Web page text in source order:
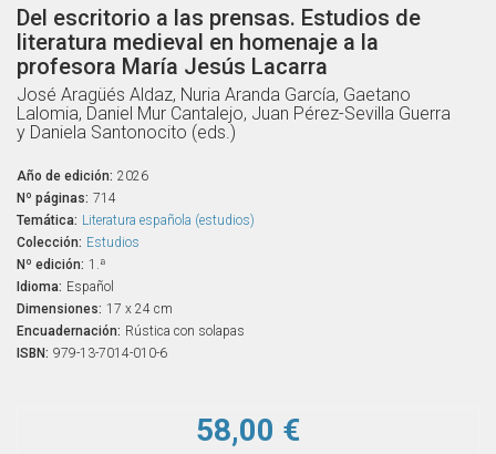
Del escritorio a las prensas. Estudios de
literatura medieval en homenaje a la
profesora María Jesús Lacarra
José Aragüés Aldaz, Nuria Aranda García, Gaetano
Lalomia, Daniel Mur Cantalejo, Juan Pérez-Sevilla Guerra
y Daniela Santonocito (eds.)
Año de edición: 2026
Nº páginas: 714
Temática: Literatura española (estudios)
Colección: Estudios
Nº edición: 1.ª
Idioma: Español
Dimensiones: 17 x 24 cm
Encuadernación: Rústica con solapas
ISBN: 979-13-7014-010-6
58,00 €